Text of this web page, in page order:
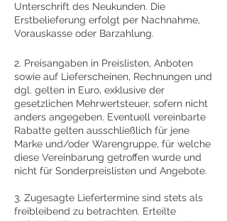
Unterschrift des Neukunden. Die
Erstbelieferung erfolgt per Nachnahme,
Vorauskasse oder Barzahlung.
2. Preisangaben in Preislisten, Anboten
sowie auf Lieferscheinen, Rechnungen und
dgl. gelten in Euro, exklusive der
gesetzlichen Mehrwertsteuer, sofern nicht
anders angegeben. Eventuell vereinbarte
Rabatte gelten ausschließlich für jene
Marke und/oder Warengruppe, für welche
diese Vereinbarung getroffen wurde und
nicht für Sonderpreislisten und Angebote.
3. Zugesagte Liefertermine sind stets als
freibleibend zu betrachten. Erteilte